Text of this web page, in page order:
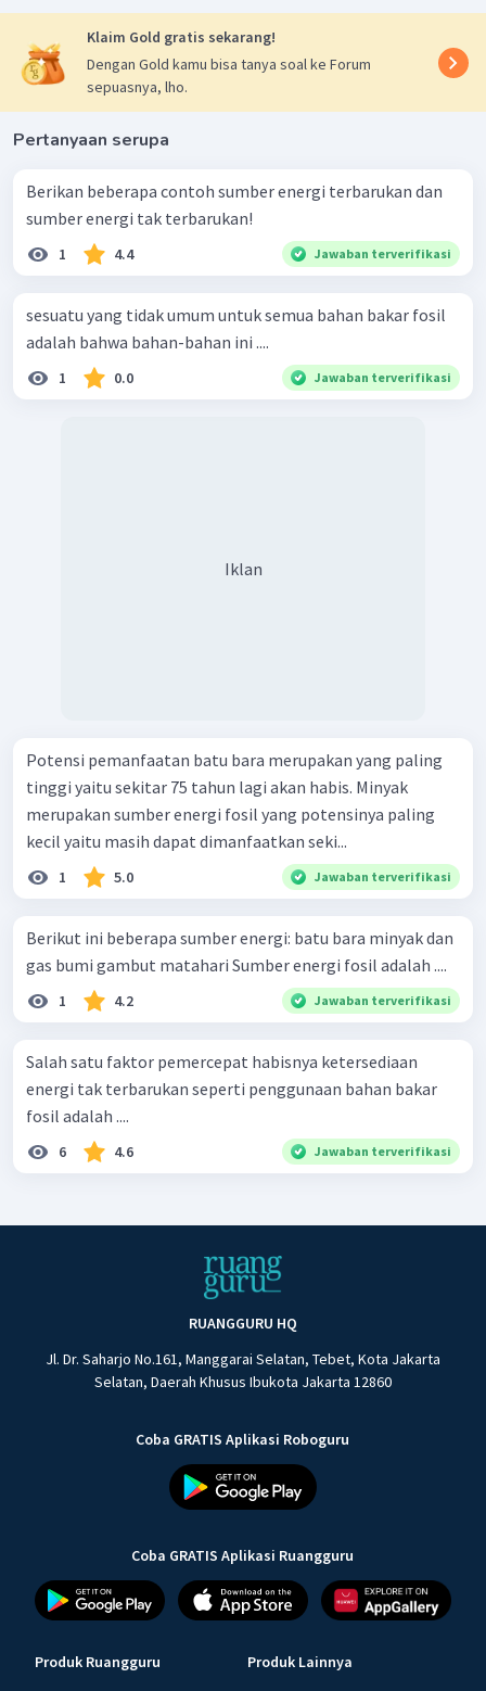
Klaim Gold gratis sekarang!
Dengan Gold kamu bisa tanya soal ke Forum
sepuasnya, lho.
Pertanyaan serupa
Berikan beberapa contoh sumber energi terbarukan dan
sumber energi tak terbarukan!
1 4.4 Jawaban terverifikasi
sesuatu yang tidak umum untuk semua bahan bakar fosil
adalah bahwa bahan-bahan ini ....
1 0.0 Jawaban terverifikasi
Iklan
Potensi pemanfaatan batu bara merupakan yang paling
tinggi yaitu sekitar 75 tahun lagi akan habis. Minyak
merupakan sumber energi fosil yang potensinya paling
kecil yaitu masih dapat dimanfaatkan seki...
1 5.0 Jawaban terverifikasi
Berikut ini beberapa sumber energi: batu bara minyak dan
gas bumi gambut matahari Sumber energi fosil adalah ....
1 4.2 Jawaban terverifikasi
Salah satu faktor pemercepat habisnya ketersediaan
energi tak terbarukan seperti penggunaan bahan bakar
fosil adalah ....
6 4.6 Jawaban terverifikasi
RUANGGURU HQ
Jl. Dr. Saharjo No.161, Manggarai Selatan, Tebet, Kota Jakarta
Selatan, Daerah Khusus Ibukota Jakarta 12860
Coba GRATIS Aplikasi Roboguru
Coba GRATIS Aplikasi Ruangguru
Produk Ruangguru Produk Lainnya